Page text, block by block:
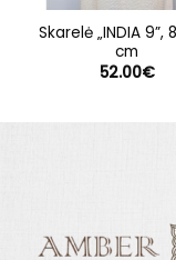
Skarelė „INDIA 9”,
cm
52.00€